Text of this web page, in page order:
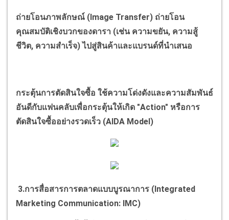
ถ่ายโอนภาพลักษณ์ (Image Transfer) ถ่ายโอน
คุณสมบัติเชิงบวกของดารา (เช่น ความขยัน, ความสู้
ชีวิต, ความสำเร็จ) ไปสู่สินค้าและแบรนด์ที่นำเสนอ
กระตุ้นการตัดสินใจซื้อ ใช้ความโด่งดังและความสัมพันธ์
อันดีกับแฟนคลับเพื่อกระตุ้นให้เกิด "Action" หรือการ
ตัดสินใจซื้ออย่างรวดเร็ว (AIDA Model)
3.การสื่อสารการตลาดแบบบูรณาการ (Integrated
Marketing Communication: IMC)